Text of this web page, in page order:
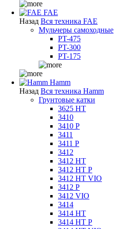
FAE
Назад Вся техника FAE
Мульчеры самоходные
PT-475
PT-300
PT-175
Hamm
Назад Вся техника Hamm
Грунтовые катки
3625 HT
3410
3410 P
3411
3411 P
3412
3412 HT
3412 HT P
3412 HT VIO
3412 P
3412 VIO
3414
3414 HT
3414 HT P